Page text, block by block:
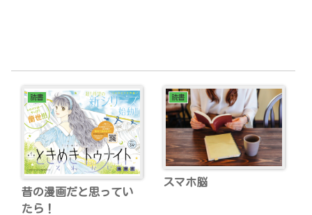
読書
昔の漫画だと思ってい
たら！
読書
スマホ脳